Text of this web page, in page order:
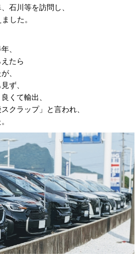
石川等を訪問し、
した。
、
たら
、
ず、
くて輸出、
クラップ」と言われ、